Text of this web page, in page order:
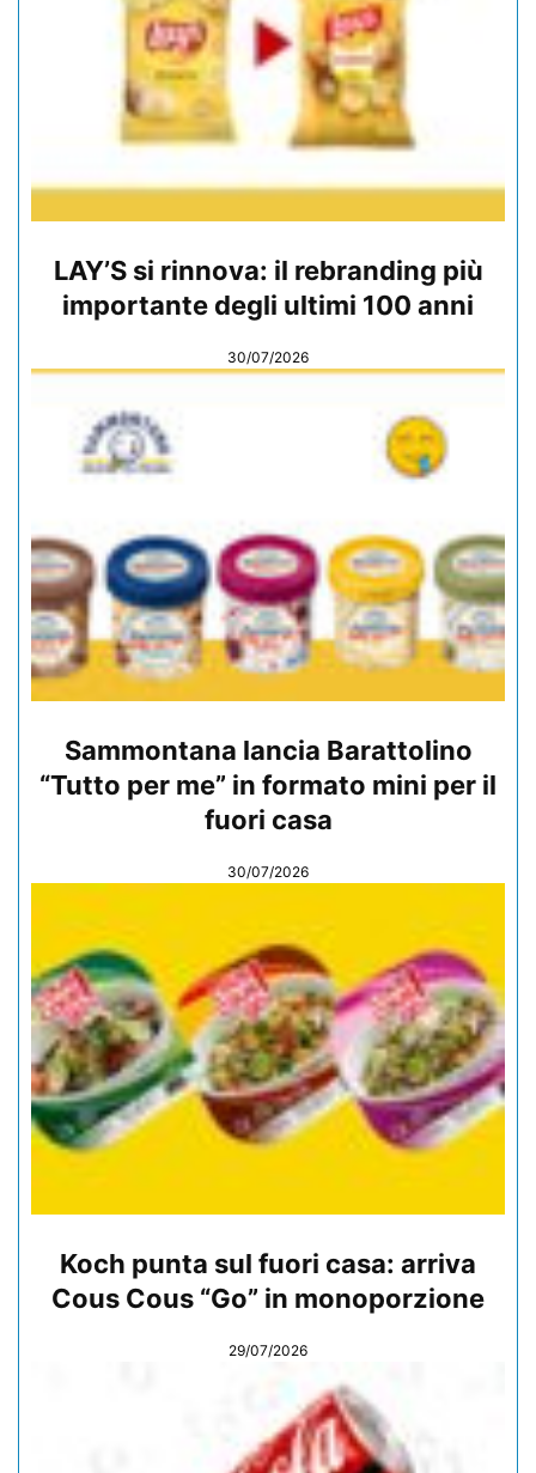
LAY’S si rinnova: il rebranding più
importante degli ultimi 100 anni
30/07/2026
Sammontana lancia Barattolino
“Tutto per me” in formato mini per il
fuori casa
30/07/2026
Koch punta sul fuori casa: arriva
Cous Cous “Go” in monoporzione
29/07/2026